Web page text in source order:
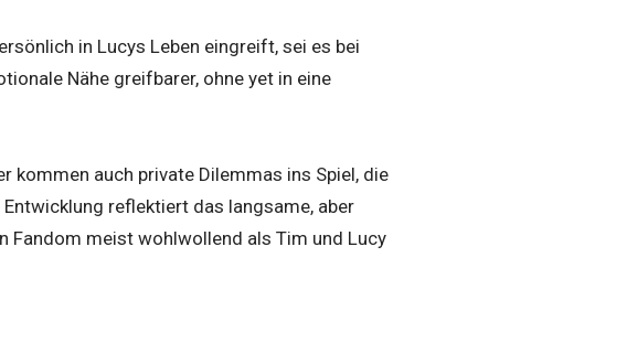
in Lucys Leben eingreift, sei es bei
Nähe greifbarer, ohne yet in eine
kommen auch private Dilemmas ins Spiel, die
reflektiert das langsame, aber
Fandom meist wohlwollend als Tim und Lucy